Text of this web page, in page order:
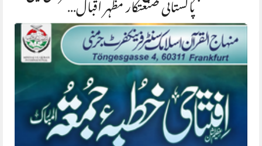
پاکستانی صنعتکار مظہر اقبال…